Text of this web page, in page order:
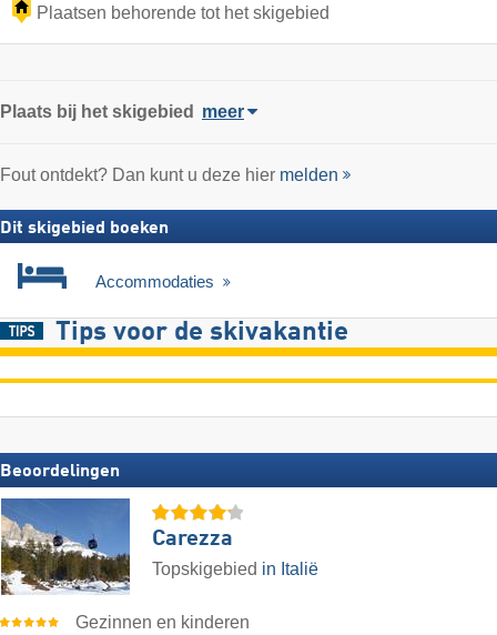
Plaatsen behorende tot het skigebied
Plaats bij het skigebied meer
Fout ontdekt? Dan kunt u deze hier melden
Dit skigebied boeken
Accommodaties
Tips voor de skivakantie
Beoordelingen
Carezza
Topskigebied in Italië
Gezinnen en kinderen